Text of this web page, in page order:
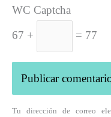
WC Captcha
67 +
= 77
Tu dirección de correo